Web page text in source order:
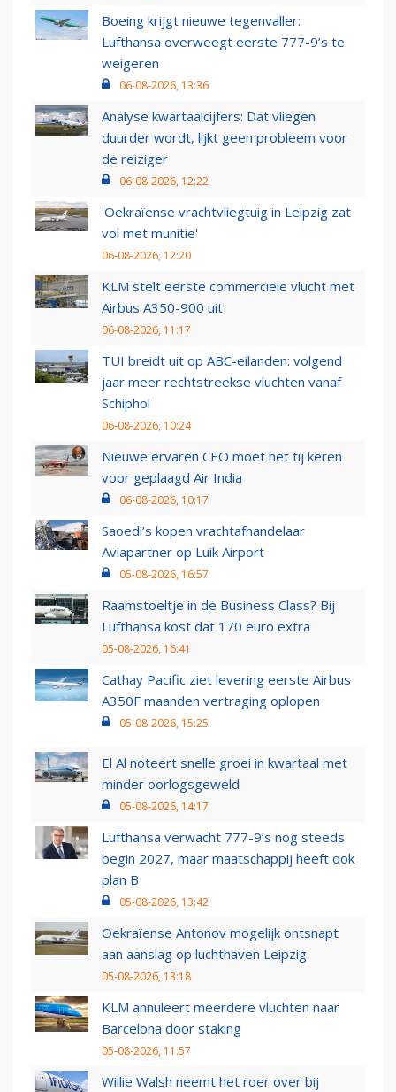
Boeing krijgt nieuwe tegenvaller:
Lufthansa overweegt eerste 777-9’s te
weigeren
06-08-2026, 13:36
Analyse kwartaalcijfers: Dat vliegen
duurder wordt, lijkt geen probleem voor
de reiziger
06-08-2026, 12:22
'Oekraïense vrachtvliegtuig in Leipzig zat
vol met munitie'
06-08-2026, 12:20
KLM stelt eerste commerciële vlucht met
Airbus A350-900 uit
06-08-2026, 11:17
TUI breidt uit op ABC-eilanden: volgend
jaar meer rechtstreekse vluchten vanaf
Schiphol
06-08-2026, 10:24
Nieuwe ervaren CEO moet het tij keren
voor geplaagd Air India
06-08-2026, 10:17
Saoedi’s kopen vrachtafhandelaar
Aviapartner op Luik Airport
05-08-2026, 16:57
Raamstoeltje in de Business Class? Bij
Lufthansa kost dat 170 euro extra
05-08-2026, 16:41
Cathay Pacific ziet levering eerste Airbus
A350F maanden vertraging oplopen
05-08-2026, 15:25
El Al noteert snelle groei in kwartaal met
minder oorlogsgeweld
05-08-2026, 14:17
Lufthansa verwacht 777-9’s nog steeds
begin 2027, maar maatschappij heeft ook
plan B
05-08-2026, 13:42
Oekraïense Antonov mogelijk ontsnapt
aan aanslag op luchthaven Leipzig
05-08-2026, 13:18
KLM annuleert meerdere vluchten naar
Barcelona door staking
05-08-2026, 11:57
Willie Walsh neemt het roer over bij